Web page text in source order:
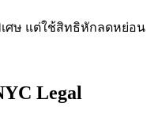
เศษ แต่ใช้สิทธิหักลดหย่อน
Legal